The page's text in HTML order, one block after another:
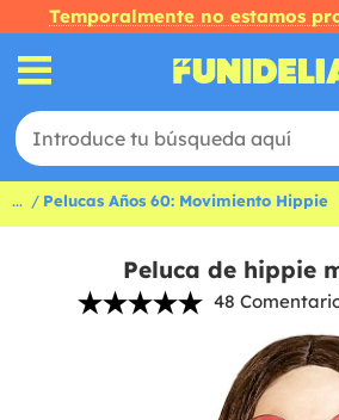
Temporalmente no estamos
... Pelucas Años 60: Movimiento Hippie
Peluca de hippie
48